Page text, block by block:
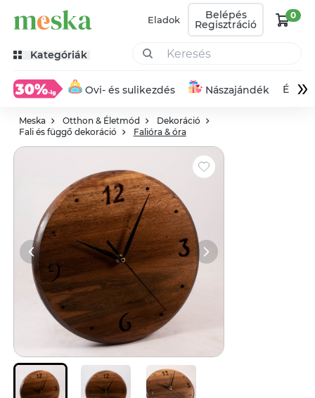
Eladok Belépés
Regisztráció
0
Kategóriák
Ovi- és sulikezdés Nászajándék »
Meska Otthon & Életmód
Dekoráció
Fali és függő dekoráció
Falióra & óra